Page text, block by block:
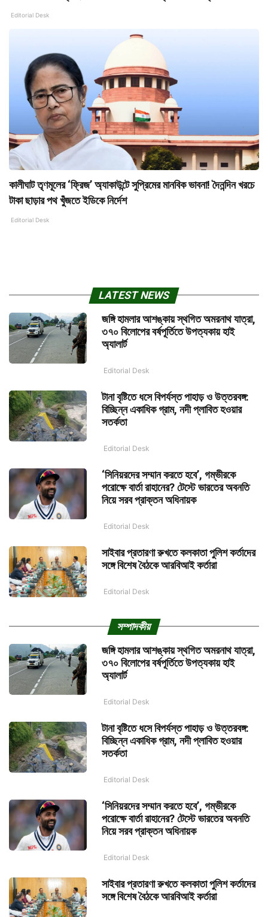
Editorial Desk
কালীঘাট তৃণমূলের ‘ফ্রিজ’ অ্যাকাউন্টে সুপ্রিমের মানবিক ভাবনা! দৈনন্দিন খরচে
টাকা ছাড়ার পথ খুঁজতে ইডিকে নির্দেশ
Editorial Desk
LATEST NEWS
জঙ্গি হামলার আশঙ্কায় স্থগিত অমরনাথ যাত্রা,
৩৭০ বিলোপের বর্ষপূর্তিতে উপত্যকায় হাই
অ্যালার্ট
Editorial Desk
টানা বৃষ্টিতে ধসে বিপর্যস্ত পাহাড় ও উত্তরবঙ্গ:
বিচ্ছিন্ন একাধিক গ্রাম, নদী প্লাবিত হওয়ার
সতর্কতা
Editorial Desk
‘সিনিয়রদের সম্মান করতে হবে’, গম্ভীরকে
পরোক্ষে বার্তা রাহানের? টেস্টে ভারতের অবনতি
নিয়ে সরব প্রাক্তন অধিনায়ক
Editorial Desk
সাইবার প্রতারণা রুখতে কলকাতা পুলিশ কর্তাদের
সঙ্গে বিশেষ বৈঠকে আরবিআই কর্তারা
Editorial Desk
সম্পাদকীয়
জঙ্গি হামলার আশঙ্কায় স্থগিত অমরনাথ যাত্রা,
৩৭০ বিলোপের বর্ষপূর্তিতে উপত্যকায় হাই
অ্যালার্ট
Editorial Desk
টানা বৃষ্টিতে ধসে বিপর্যস্ত পাহাড় ও উত্তরবঙ্গ:
বিচ্ছিন্ন একাধিক গ্রাম, নদী প্লাবিত হওয়ার
সতর্কতা
Editorial Desk
‘সিনিয়রদের সম্মান করতে হবে’, গম্ভীরকে
পরোক্ষে বার্তা রাহানের? টেস্টে ভারতের অবনতি
নিয়ে সরব প্রাক্তন অধিনায়ক
Editorial Desk
সাইবার প্রতারণা রুখতে কলকাতা পুলিশ কর্তাদের
সঙ্গে বিশেষ বৈঠকে আরবিআই কর্তারা